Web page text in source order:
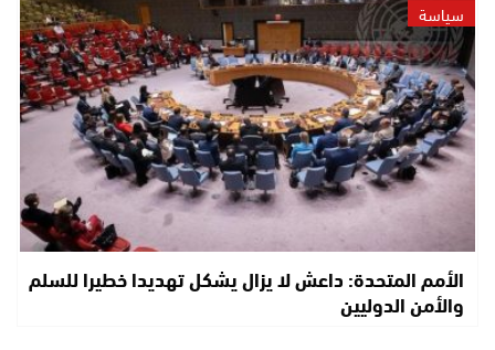
سياسة
الأمم المتحدة: داعش لا يزال يشكل تهديدا خطيرا للسلم
والأمن الدوليين